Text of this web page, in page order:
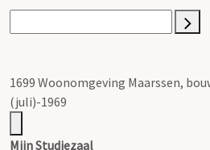
1699 Woonomgeving Maarssen,
(juli)-1969
Mijn Studiezaal